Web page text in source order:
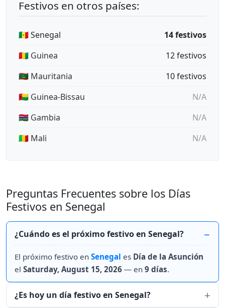
Festivos en otros países:
🇸🇳 Senegal
14 festivos
🇬🇳 Guinea
12 festivos
🇲🇷 Mauritania
10 festivos
🇬🇼 Guinea-Bissau
N/A
🇬🇲 Gambia
N/A
🇲🇱 Mali
N/A
Preguntas Frecuentes sobre los Días
Festivos en Senegal
¿Cuándo es el próximo festivo en Senegal?
El próximo festivo en Senegal es Día de la Asunción
el Saturday, August 15, 2026 — en 9 días.
¿Es hoy un día festivo en Senegal?